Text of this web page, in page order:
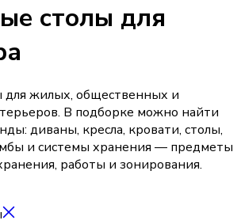
столы для
жилых, общественных и
В подборке можно найти
диваны, кресла, кровати, столы,
и системы хранения — предметы
работы и зонирования.